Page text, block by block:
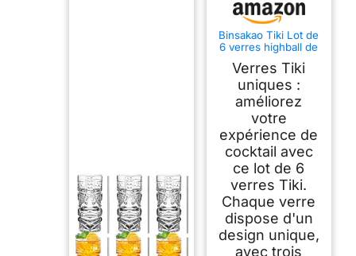
Binsakao Tiki Lot de
6 verres highball de
cocktails, verres
tropicaux
transparents
modernes – Verres
mixtes pour bar
hawaïen, fête, thé
glacé
Verres Tiki
uniques :
améliorez
votre
expérience de
cocktail avec
ce lot de 6
verres Tiki.
Chaque verre
dispose d'un
design unique,
avec trois